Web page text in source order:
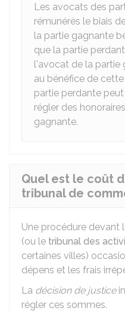
Les avocats des
rémunérés le biais
la partie gagnante
que la partie
l'avocat de la partie
au bénéfice de
partie perdante
régler des
gagnante.
Quel est le coût
tribunal de
Une procédure devant
(ou le tribunal des
certaines villes)
dépens et les frais
La décision de justice
régler ces sommes.